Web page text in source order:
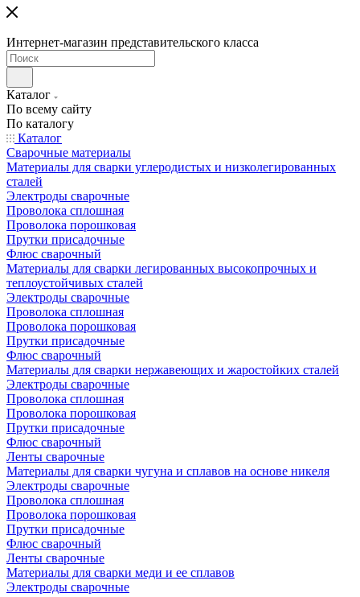
Интернет-магазин представительского класса
Каталог
По всему сайту
По каталогу
Каталог
Сварочные материалы
Материалы для сварки углеродистых и низколегированных
сталей
Электроды сварочные
Проволока сплошная
Проволока порошковая
Прутки присадочные
Флюс сварочный
Материалы для сварки легированных высокопрочных и
теплоустойчивых сталей
Электроды сварочные
Проволока сплошная
Проволока порошковая
Прутки присадочные
Флюс сварочный
Материалы для сварки нержавеющих и жаростойких сталей
Электроды сварочные
Проволока сплошная
Проволока порошковая
Прутки присадочные
Флюс сварочный
Ленты сварочные
Материалы для сварки чугуна и сплавов на основе никеля
Электроды сварочные
Проволока сплошная
Проволока порошковая
Прутки присадочные
Флюс сварочный
Ленты сварочные
Материалы для сварки меди и ее сплавов
Электроды сварочные